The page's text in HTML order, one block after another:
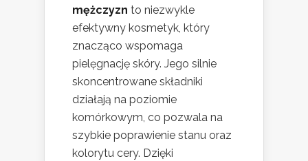
mężczyzn to niezwykle
efektywny kosmetyk, który
znacząco wspomaga
pielęgnację skóry. Jego silnie
skoncentrowane składniki
działają na poziomie
komórkowym, co pozwala na
szybkie poprawienie stanu oraz
kolorytu cery. Dzięki